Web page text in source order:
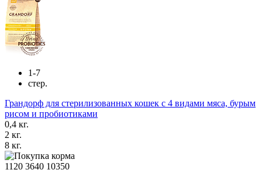
1-7
стер.
Грандорф для стерилизованных кошек с 4 видами мяса, бурым
рисом и пробиотиками
0,4 кг.
2 кг.
8 кг.
1120 3640 10350